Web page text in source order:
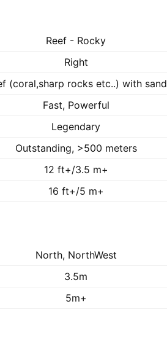
Reef - Rocky
Right
(coral,sharp rocks etc..) with sand
Fast, Powerful
Legendary
Outstanding, >500 meters
12 ft+/3.5 m+
16 ft+/5 m+
North, NorthWest
3.5m
5m+